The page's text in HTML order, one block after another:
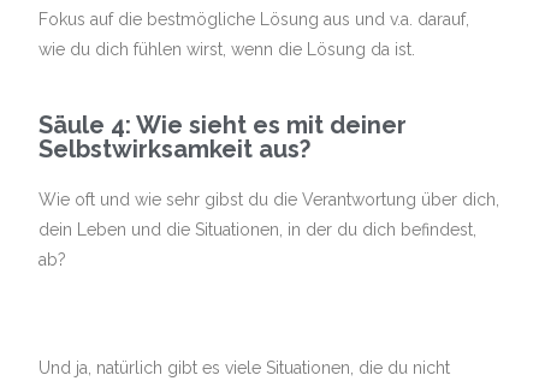
Fokus auf die bestmögliche Lösung aus und v.a. darauf,
wie du dich fühlen wirst, wenn die Lösung da ist.
Säule 4: Wie sieht es mit deiner
Selbstwirksamkeit aus?
Wie oft und wie sehr gibst du die Verantwortung über dich,
dein Leben und die Situationen, in der du dich befindest,
ab?
Und ja, natürlich gibt es viele Situationen, die du nicht